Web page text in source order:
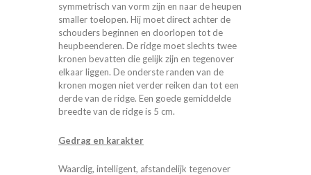
symmetrisch van vorm zijn en naar de heupen
smaller toelopen. Hij moet direct achter de
schouders beginnen en doorlopen tot de
heupbeenderen. De ridge moet slechts twee
kronen bevatten die gelijk zijn en tegenover
elkaar liggen. De onderste randen van de
kronen mogen niet verder reiken dan tot een
derde van de ridge. Een goede gemiddelde
breedte van de ridge is 5 cm.
Gedrag en karakter
Waardig, intelligent, afstandelijk tegenover